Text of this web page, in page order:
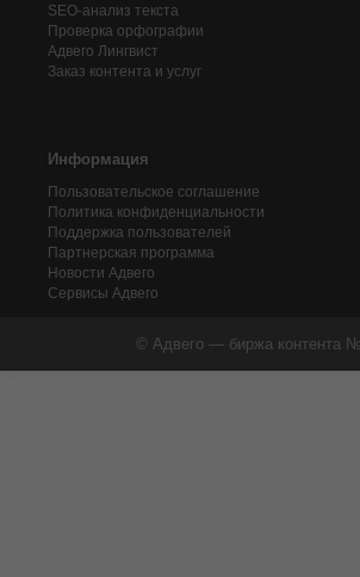
SEO-анализ текста
Проверка орфографии
Адвего Лингвист
Заказ контента и услуг
Информация
Пользовательское соглашение
Политика конфиденциальности
Поддержка пользователей
Партнерская программа
Новости Адвего
Сервисы Адвего
© Адвего — биржа контента